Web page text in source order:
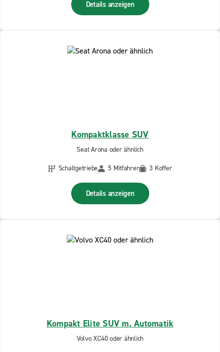
Details anzeigen
Kompaktklasse SUV
Seat Arona oder ähnlich
Schaltgetriebe
5 Mitfahrer 3 Koffer
Details anzeigen
Kompakt Elite SUV m. Automatik
Volvo XC40 oder ähnlich